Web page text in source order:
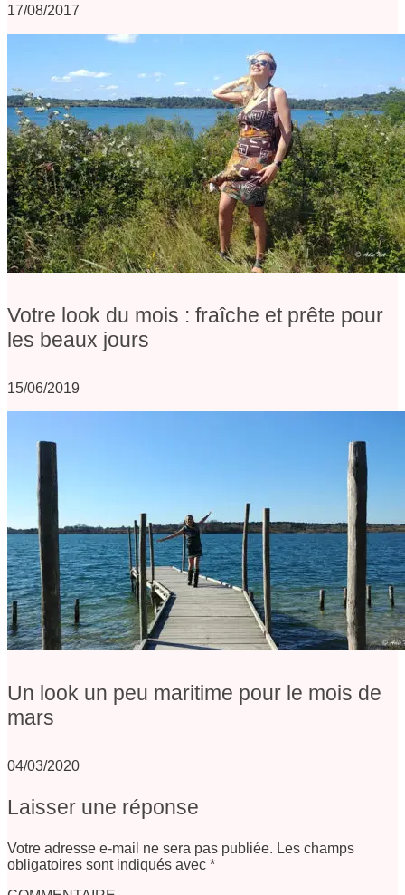
17/08/2017
Votre look du mois : fraîche et prête pour
les beaux jours
15/06/2019
Un look un peu maritime pour le mois de
mars
04/03/2020
Laisser une réponse
Votre adresse e-mail ne sera pas publiée. Les champs
obligatoires sont indiqués avec *